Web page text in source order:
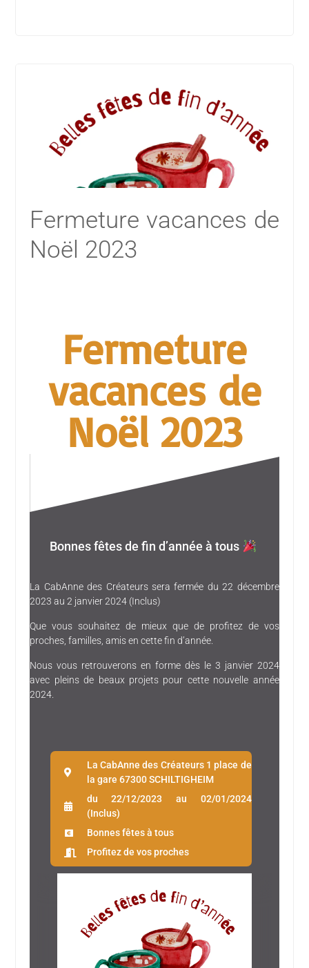
Fermeture vacances de
Noël 2023
Fermeture
vacances de
Noël 2023
Bonnes fêtes de fin d’année à tous
La CabAnne des Créateurs sera fermée du 22 décembre
2023 au 2 janvier 2024 (Inclus)
Que vous souhaitez de mieux que de profitez de vos
proches, familles, amis en cette fin d’année.
Nous vous retrouverons en forme dès le 3 janvier 2024
avec pleins de beaux projets pour cette nouvelle année
2024.
La CabAnne des Créateurs 1 place de
la gare 67300 SCHILTIGHEIM
du 22/12/2023 au 02/01/2024
(Inclus)
Bonnes fêtes à tous
Profitez de vos proches